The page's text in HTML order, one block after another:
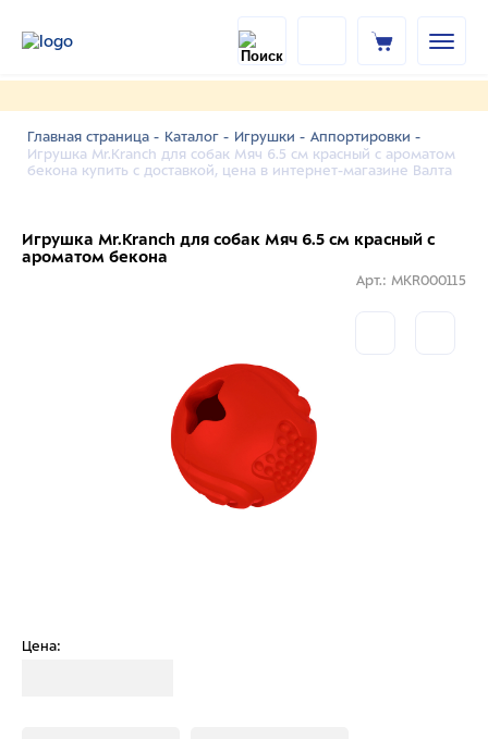
Главная страница - Каталог - Игрушки - Аппортировки -
Игрушка Mr.Kranch для собак Мяч 6.5 см красный с ароматом
бекона купить с доставкой, цена в интернет-магазине Валта
Игрушка Mr.Kranch для собак Мяч 6.5 см красный с
ароматом бекона
Арт.: MKR000115
Цена: